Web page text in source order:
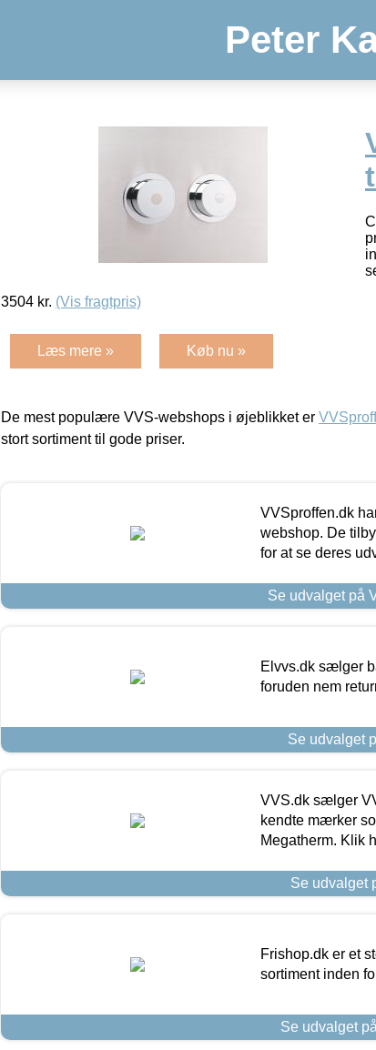
Peter
3504 kr. (Vis fragtpris)
Læs mere » Køb nu »
De mest populære VVS-webshops i øjeblikket er
stort sortiment til gode priser.
VVSproffen.dk
webshop. De
for at se deres
Se udvalget på
Elvvs.dk sælger
foruden nem
Se udvalget
VVS.dk sælger
kendte mærker
Megatherm. Klik
Se udvalget
Frishop.dk er et
sortiment inden
Se udvalget